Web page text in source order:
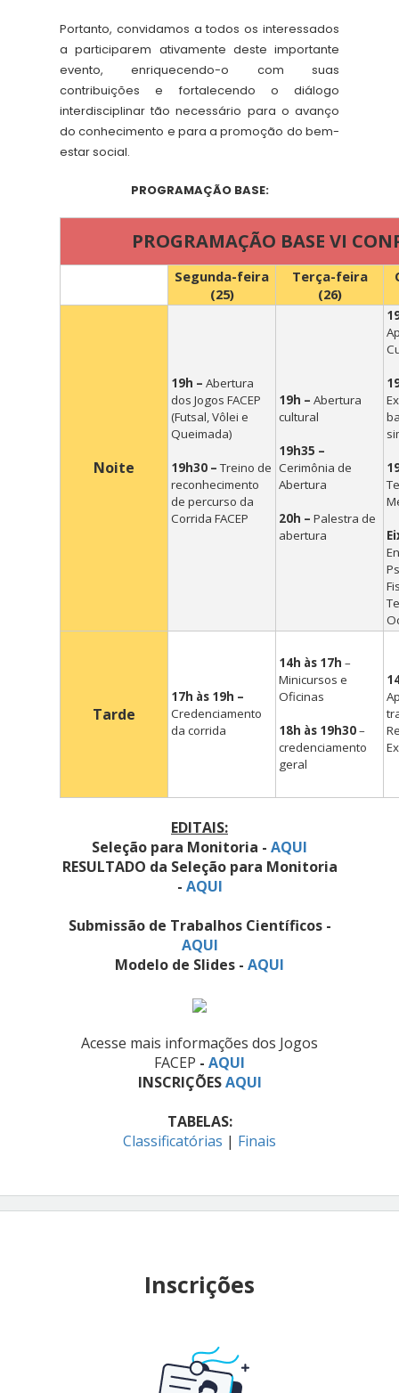
Portanto, convidamos a todos os interessados
a participarem ativamente deste importante
evento, enriquecendo-o com suas
contribuições e fortalecendo o diálogo
interdisciplinar tão necessário para o avanço
do conhecimento e para a promoção do bem-
estar social.
PROGRAMAÇÃO BASE:
PROGRAMAÇÃO BASE VI
Segunda-feira
(25)
Terça-feira
(26)
Noite
19h – Abertura
dos Jogos FACEP
(Futsal, Vôlei e
Queimada)
19h30 –Treino de
reconhecimento
de percurso da
Corrida FACEP
19h – Abertura
cultural
19h35 –
Cerimônia de
Abertura
20h – Palestra de
abertura
Tarde
17h às 19h –
Credenciamento
da corrida
14h às 17h–
Minicursos e
Oficinas
18h às 19h30–
credenciamento
geral
EDITAIS:
Seleção para Monitoria - AQUI
RESULTADO da Seleção para Monitoria
- AQUI
Submissão de Trabalhos Científicos -
AQUI
Modelo de Slides - AQUI
Acesse mais informações dos Jogos
FACEP - AQUI
INSCRIÇÕESAQUI
TABELAS:
Classificatórias | Finais
Inscrições